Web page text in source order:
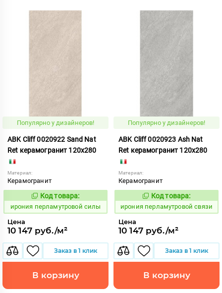
Популярно у дизайнеров!
ABK Cliff 0020922 Sand Nat
Ret керамогранит 120x280
Материал:
Керамогранит
1102713
Код товара:
ирония перламутровой силы
Цена
10 147 руб./м²
Заказ в 1 клик
В корзину
Популярно у дизайнеров!
ABK Cliff 0020923 Ash Nat
Ret керамогранит 120x280
Материал:
Керамогранит
1102711
Код товара:
ирония перламутровой связи
Цена
10 147 руб./м²
Заказ в 1 клик
В корзину